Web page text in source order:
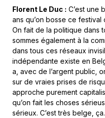
Florent Le Duc : C’est une
ans qu’on bosse ce
On fait de la politique dans
sommes également à la
dans tous ces réseaux
indépendante existe en
a, avec de l’argent public,
sur de vraies prises de
approche purement
qu’on fait les choses
sérieux. C’est très belge,